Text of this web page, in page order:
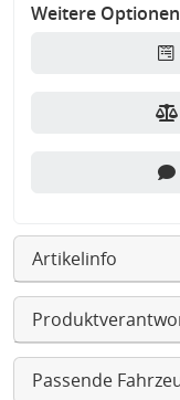
Weitere Optionen
Artikelinfo
Passende